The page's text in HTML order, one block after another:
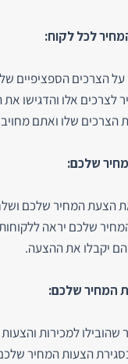
על הצרכים הספציפיים
אלו והדגישו את
שלו ואתם
הצעת המחיר שלכם
שלכם יראה
יקבלו את ההצעה.
למכירות
הצעות המחיר